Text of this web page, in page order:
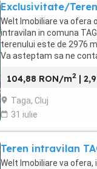
Exclusivitate/
Welt Imobiliare va ofera
intravilan in comuna
terenului este de 2976
Va asteptam sa ne
104,88 RON/m2 |
Taga, Cluj
31 iulie
Teren intravilan
Welt Imobiliare va